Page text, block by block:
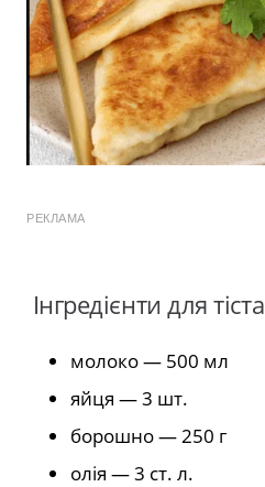
РЕКЛАМА
Інгредієнти для
молоко — 500 мл
яйця — 3 шт.
борошно — 250 г
олія — 3 ст. л.